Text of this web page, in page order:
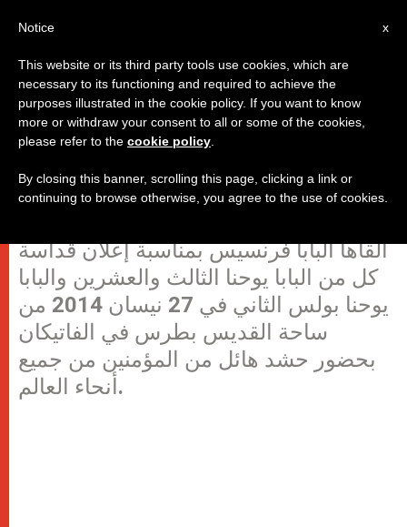
البابا: لا يجب أن نخجل من جراحات
يسوع بل يجب أن تكون دعامة لإيماننا
ألقاها البابا فرنسيس بمناسبة إعلان قداسة
كل من البابا يوحنا الثالث والعشرين والبابا
يوحنا بولس الثاني في 27 نيسان 2014 من
ساحة القديس بطرس في الفاتيكان
بحضور حشد هائل من المؤمنين من جميع
أنحاء العالم.
x
Notice
This website or its third party tools use cookies, which are
necessary to its functioning and required to achieve the
purposes illustrated in the cookie policy. If you want to know
more or withdraw your consent to all or some of the cookies,
please refer to the cookie policy
By closing this banner, scrolling this page, clicking a link or
continuing to browse otherwise, you agree to the use of cookies.